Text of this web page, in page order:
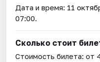
Дата и время: 11
07:00.
Сколько стоит
Стоимость билета: от